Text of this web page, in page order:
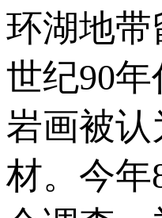
环湖地
世纪90
岩画被
材。今